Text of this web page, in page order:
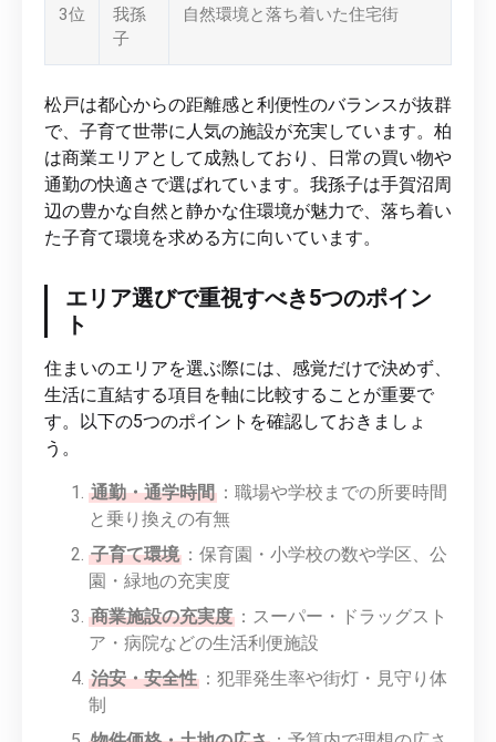
3位
我孫
子
自然環境と落ち着いた住宅街
松戸は都心からの距離感と利便性のバランスが抜群
で、子育て世帯に人気の施設が充実しています。柏
は商業エリアとして成熟しており、日常の買い物や
通勤の快適さで選ばれています。我孫子は手賀沼周
辺の豊かな自然と静かな住環境が魅力で、落ち着い
た子育て環境を求める方に向いています。
エリア選びで重視すべき5つのポイン
ト
住まいのエリアを選ぶ際には、感覚だけで決めず、
生活に直結する項目を軸に比較することが重要で
す。以下の5つのポイントを確認しておきましょ
う。
通勤・通学時間 ：職場や学校までの所要時間
と乗り換えの有無
子育て環境 ：保育園・小学校の数や学区、公
園・緑地の充実度
商業施設の充実度 ：スーパー・ドラッグスト
ア・病院などの生活利便施設
治安・安全性 ：犯罪発生率や街灯・見守り体
制